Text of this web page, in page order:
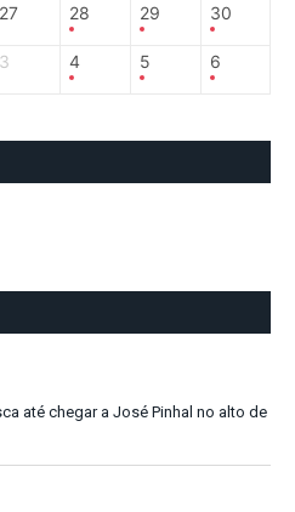
27 28 29 30
3 4 5 6
até chegar a José Pinhal no alto de